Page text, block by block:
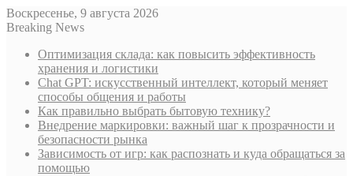
Воскресенье, 9 августа 2026
Breaking News
Оптимизация склада: как повысить эффективность
хранения и логистики
Chat GPT: искусственный интеллект, который меняет
способы общения и работы
Как правильно выбрать бытовую технику?
Внедрение маркировки: важный шаг к прозрачности и
безопасности рынка
Зависимость от игр: как распознать и куда обращаться за
помощью